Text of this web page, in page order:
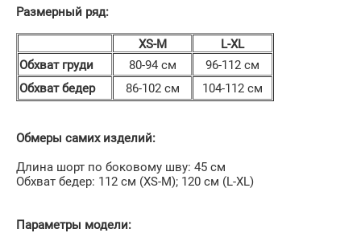
Размерный ряд:
XS-M
L-XL
Обхват груди
80-94 см
96-112 см
Обхват бедер
86-102 см 104-112 см
Обмеры самих изделий:
Длина шорт по боковому шву: 45 см
Обхват бедер: 112 см (XS-М); 120 cм (L-XL)
Параметры модели: